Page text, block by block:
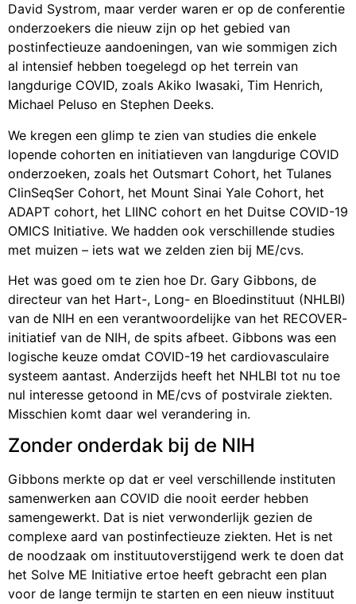
David Systrom, maar verder waren er op de conferentie
onderzoekers die nieuw zijn op het gebied van
postinfectieuze aandoeningen, van wie sommigen zich
al intensief hebben toegelegd op het terrein van
langdurige COVID, zoals Akiko Iwasaki, Tim Henrich,
Michael Peluso en Stephen Deeks.
We kregen een glimp te zien van studies die enkele
lopende cohorten en initiatieven van langdurige COVID
onderzoeken, zoals het Outsmart Cohort, het Tulanes
ClinSeqSer Cohort, het Mount Sinai Yale Cohort, het
ADAPT cohort, het LIINC cohort en het Duitse COVID-19
OMICS Initiative. We hadden ook verschillende studies
met muizen – iets wat we zelden zien bij ME/cvs.
Het was goed om te zien hoe Dr. Gary Gibbons, de
directeur van het Hart-, Long- en Bloedinstituut (NHLBI)
van de NIH en een verantwoordelijke van het RECOVER-
initiatief van de NIH, de spits afbeet. Gibbons was een
logische keuze omdat COVID-19 het cardiovasculaire
systeem aantast. Anderzijds heeft het NHLBI tot nu toe
nul interesse getoond in ME/cvs of postvirale ziekten.
Misschien komt daar wel verandering in.
Zonder onderdak bij de NIH
Gibbons merkte op dat er veel verschillende instituten
samenwerken aan COVID die nooit eerder hebben
samengewerkt. Dat is niet verwonderlijk gezien de
complexe aard van postinfectieuze ziekten. Het is net
de noodzaak om instituutoverstijgend werk te doen dat
het Solve ME Initiative ertoe heeft gebracht een plan
voor de lange termijn te starten en een nieuw instituut